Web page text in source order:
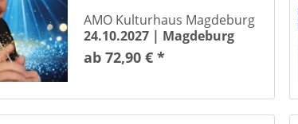
Naumburg
StadtHalle Rostock
Berlin Kreuzberg
Centrum Suhl
Wolfsburg
AMO Kulturhaus Magdeburg
24.10.2027 | Magdeburg
ab 72,90 € *